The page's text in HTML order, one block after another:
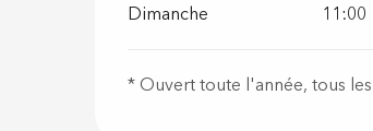
Dimanche 11:00
* Ouvert toute l'année, tous